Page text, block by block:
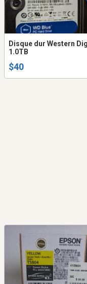
Disque dur Western
1.0TB
$40